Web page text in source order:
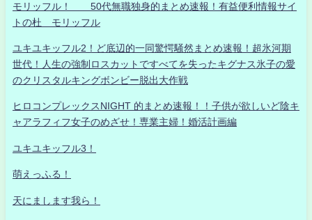
モリッフル！ 50代無職独身的まとめ速報！有益便利情報サイ
トの杜 モリッフル
ユキユキッフル2！ど底辺的一同驚愕騒然まとめ速報！超氷河期
世代！人生の強制ロスカットですべてを失ったキグナス氷子の愛
のクリスタルキングボンビー脱出大作戦
ヒロコンプレックスNIGHT 的まとめ速報！！子供が欲しいど陰キ
ャアラフィフ女子のめざせ！専業主婦！婚活計画編
ユキユキッフル3！
萌えっふる！
天にまします我ら！